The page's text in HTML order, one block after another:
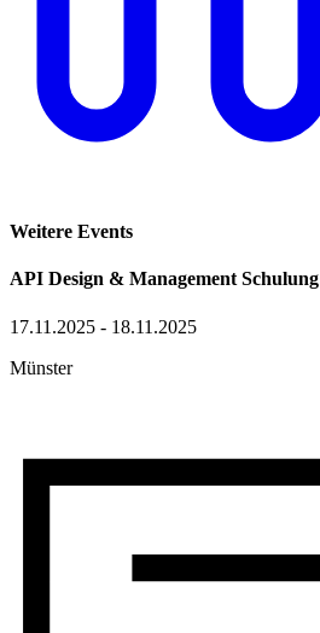
Weitere Events
API Design & Management Schulung
17.11.2025 - 18.11.2025
Münster